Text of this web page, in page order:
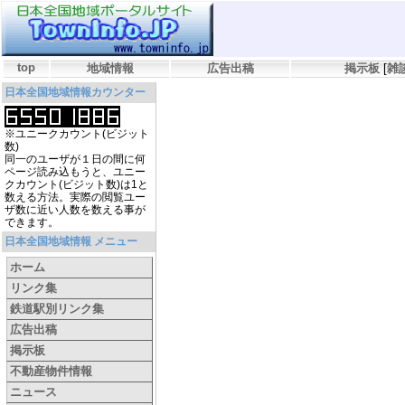
top 地域情報 広告出稿 掲示板 [雑
日本全国地域情報カウンター
※ユニークカウント(ビジット
数)
同一のユーザが１日の間に何
ページ読み込もうと、ユニー
クカウント(ビジット数)は1と
数える方法。実際の閲覧ユー
ザ数に近い人数を数える事が
できます。
日本全国地域情報 メニュー
ホーム
リンク集
鉄道駅別リンク集
広告出稿
掲示板
不動産物件情報
ニュース